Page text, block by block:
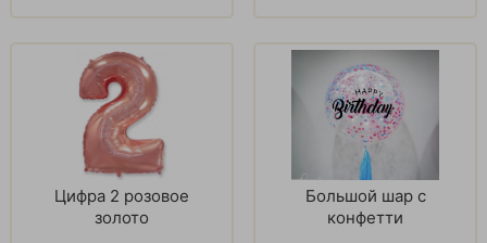
Цифра 2 розовое
золото
Большой шар с
конфетти